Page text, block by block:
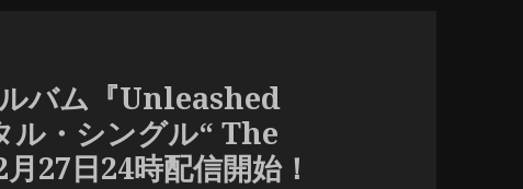
バム『Unleashed
ル・シングル“ The
27日24時配信開始！